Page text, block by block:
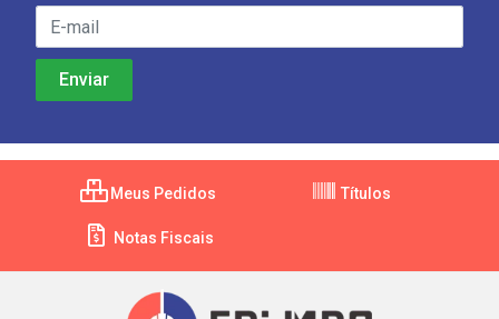
Meus Pedidos Títulos
Notas Fiscais